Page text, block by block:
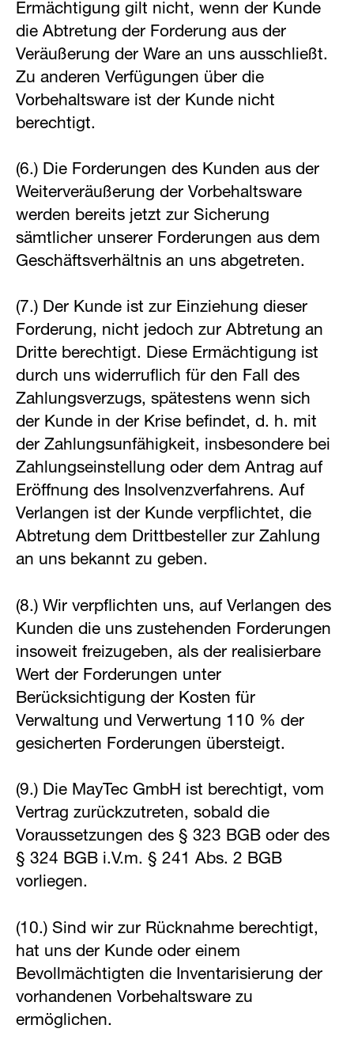
Ermächtigung gilt nicht, wenn der Kunde
die Abtretung der Forderung aus der
Veräußerung der Ware an uns ausschließt.
Zu anderen Verfügungen über die
Vorbehaltsware ist der Kunde nicht
berechtigt.
(6.) Die Forderungen des Kunden aus der
Weiterveräußerung der Vorbehaltsware
werden bereits jetzt zur Sicherung
sämtlicher unserer Forderungen aus dem
Geschäftsverhältnis an uns abgetreten.
(7.) Der Kunde ist zur Einziehung dieser
Forderung, nicht jedoch zur Abtretung an
Dritte berechtigt. Diese Ermächtigung ist
durch uns widerruflich für den Fall des
Zahlungsverzugs, spätestens wenn sich
der Kunde in der Krise befindet, d. h. mit
der Zahlungsunfähigkeit, insbesondere bei
Zahlungseinstellung oder dem Antrag auf
Eröffnung des Insolvenzverfahrens. Auf
Verlangen ist der Kunde verpflichtet, die
Abtretung dem Drittbesteller zur Zahlung
an uns bekannt zu geben.
(8.) Wir verpflichten uns, auf Verlangen des
Kunden die uns zustehenden Forderungen
insoweit freizugeben, als der realisierbare
Wert der Forderungen unter
Berücksichtigung der Kosten für
Verwaltung und Verwertung 110 % der
gesicherten Forderungen übersteigt.
(9.) Die MayTec GmbH ist berechtigt, vom
Vertrag zurückzutreten, sobald die
Voraussetzungen des § 323 BGB oder des
§ 324 BGB i.V.m. § 241 Abs. 2 BGB
vorliegen.
(10.) Sind wir zur Rücknahme berechtigt,
hat uns der Kunde oder einem
Bevollmächtigten die Inventarisierung der
vorhandenen Vorbehaltsware zu
ermöglichen.